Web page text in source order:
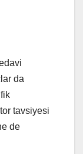
da
tavsiyesi
de